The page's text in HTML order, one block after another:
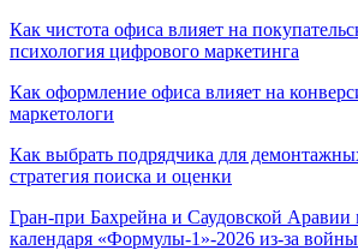
Как чистота офиса влияет на
психология цифрового маркетинга
Как оформление офиса влияет на
маркетологи
Как выбрать подрядчика для
стратегия поиска и оценки
Гран-при Бахрейна и Саудовской Аравии
календаря «Формулы-1»-2026 из-за